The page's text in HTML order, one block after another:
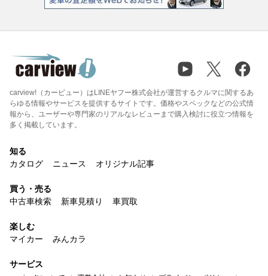
carview!（カービュー）はLINEヤフー株式会社が運営するクルマに関するあ
らゆる情報やサービスを提供するサイトです。価格やスペックなどの公式情
報から、ユーザーや専門家のリアルなレビューまで購入検討に役立つ情報を
多く掲載しています。
知る
カタログ
ニュース オリジナル記事
買う・売る
中古車検索
新車見積り 車買取
楽しむ
マイカー
みんカラ
サービス